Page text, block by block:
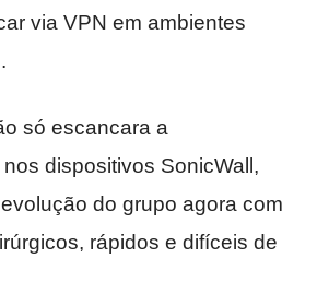
via VPN em ambientes
só escancara a
dispositivos SonicWall,
do grupo agora com
rápidos e difíceis de